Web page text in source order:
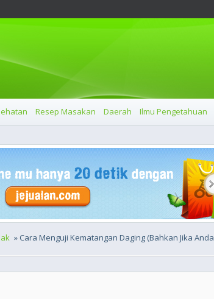
Resep Masakan Daerah Ilmu Pengetahuan
» Cara Menguji Kematangan Daging (Bahkan Jika Anda